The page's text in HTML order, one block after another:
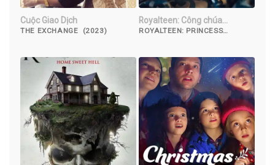
Cuộc Giao Dịch
THE EXCHANGE (2023)
Royalteen: Công chúa
Margrethe
ROYALTEEN: PRINCESS